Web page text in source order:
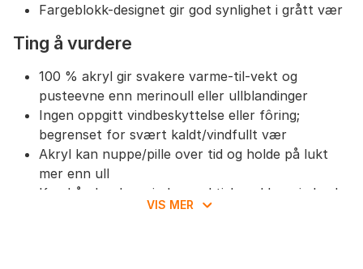
Fargeblokk-designet gir god synlighet i grått vær
Ting å vurdere
100 % akryl gir svakere varme-til-vekt og
pusteevne enn merinoull eller ullblandinger
Ingen oppgitt vindbeskyttelse eller fôring;
begrenset for svært kaldt/vindfullt vær
Akryl kan nuppe/pille over tid og holde på lukt
mer enn ull
Kun håndvask – mindre praktisk ved hyppig bruk
Begrenset fuktregulering ved høy aktivitet
VIS MER